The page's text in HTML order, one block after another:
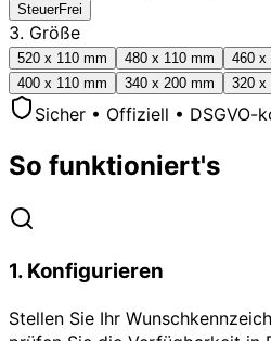
SteuerFrei
3. Größe
520 x 110 mm 480 x 110 mm 460 x
400 x 110 mm
340 x 200 mm 320 x
Sicher • Offiziell • DSGVO-
So funktioniert's
1. Konfigurieren
Stellen Sie Ihr